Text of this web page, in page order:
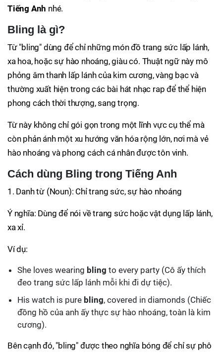
Tiếng Anh nhé.
Bling là gì?
Từ "bling" dùng để chỉ những món đồ trang sức lấp lánh,
xa hoa, hoặc sự hào nhoáng, giàu có. Thuật ngữ này mô
phỏng âm thanh lấp lánh của kim cương, vàng bạc và
thường xuất hiện trong các bài hát nhạc rap để thể hiện
phong cách thời thượng, sang trọng.
Từ này không chỉ gói gọn trong một lĩnh vực cụ thể mà
còn phản ánh một xu hướng văn hóa rộng lớn, nơi mà vẻ
hào nhoáng và phong cách cá nhân được tôn vinh.
Cách dùng Bling trong Tiếng Anh
1. Danh từ (Noun): Chỉ trang sức, sự hào nhoáng
Ý nghĩa: Dùng để nói về trang sức hoặc vật dụng lấp lánh,
xa xỉ.
Ví dụ:
She loves wearing bling to every party (Cô ấy thích
đeo trang sức lấp lánh mỗi khi đi dự tiệc).
His watch is pure bling, covered in diamonds (Chiếc
đồng hồ của anh ấy thực sự hào nhoáng, toàn là kim
cương).
Bên cạnh đó, "bling" được theo nghĩa bóng để chỉ sự phô